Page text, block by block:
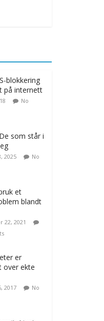
blokkering
på internett
No
som står i
2025
No
et
blandt
22, 2021
er
over ekte
2017
No